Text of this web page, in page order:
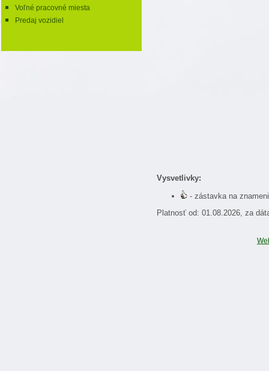
Voľné pracovné miesta
Predaj vozidiel
Vysvetlivky:
- zástavka na
Platnosť od: 01.08.2026, za